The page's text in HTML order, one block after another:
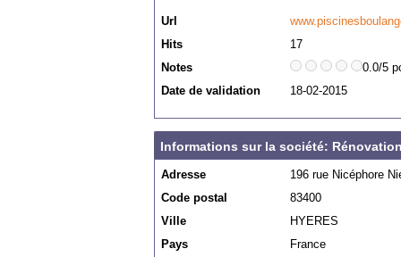
Url
Hits
17
Notes
0.0/5
Date de validation
18-02-2015
Informations sur la société:
Adresse
196 rue Nicéphore
Code postal
83400
Ville
HYERES
Pays
France